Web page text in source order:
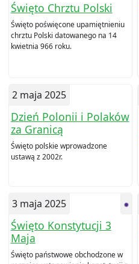
Święto Chrztu Polski
Święto poświęcone upamiętnieniu
chrztu Polski datowanego na 14
kwietnia 966 roku.
2 maja 2025
Dzień Polonii i Polaków
za Granicą
Święto polskie wprowadzone
ustawą z 2002r.
3 maja 2025
Święto Konstytucji 3
Maja
Święto państwowe obchodzone w